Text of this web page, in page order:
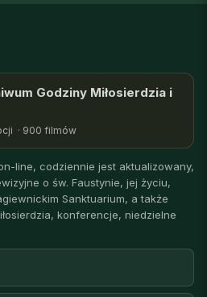
Godziny Miłosierdzia i
· 900 filmów
line, codziennie jest aktualizowany,
o św. Faustynie, jej życiu,
Sanktuarium, a także
konferencje, niedzielne